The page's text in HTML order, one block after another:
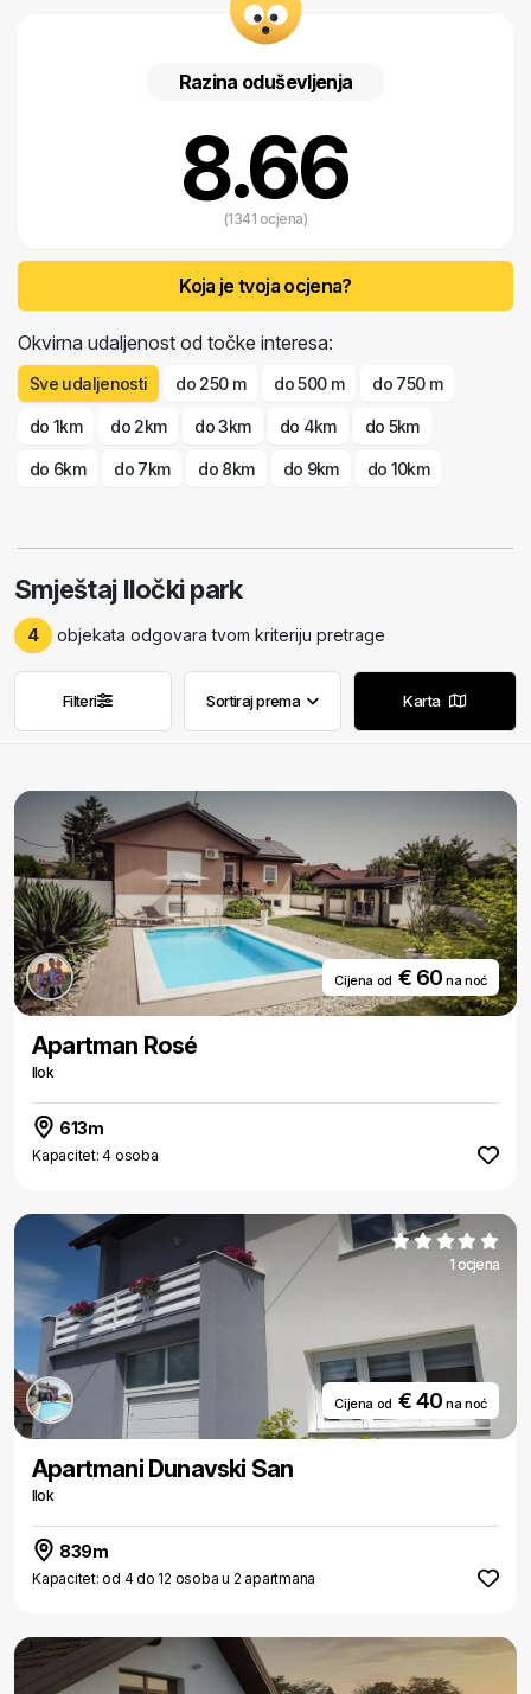
Razina oduševljenja
8.66
(1341 ocjena)
Koja je tvoja ocjena?
Okvirna udaljenost od točke interesa:
Sve udaljenosti do 250 m do 500 m do 750 m
do 1km do 2km do 3km do 4km do 5km
do 6km do 7km do 8km do 9km do 10km
Smještaj Iločki park
4 objekata odgovara tvom kriteriju pretrage
Ukloni filtere
Filteri Ukloni filtere
Sortiraj prema Karta
Cijena od € 60na noć
Apartman Rosé
Ilok
613m
Kapacitet: 4 osoba
1 ocjena
Cijena od € 40na noć
Apartmani Dunavski San
Ilok
839m
Kapacitet: od 4 do 12 osoba u 2 apartmana